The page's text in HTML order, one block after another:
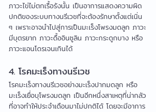
ภาวะไข่ไม่ตกเรื้อรังนั้น เป็นอาการแสดงความผิด
ปกติของระบบทางนรีเวชที่จะต้องรักษาตั้งแต่เนิ่น
ๆ เพราะอาจนำไปสู่การเป็นมะเร็งโพรงมดลูก ภาวะ
มีบุตรยาก ภาวะดื้ออินซูลิน ภาวะกระดูกบาง หรือ
ภาวะแอนโดรเจนเกินได้
4. โรคมะเร็งทางนรีเวช
โรคมะเร็งทางนรีเวชอย่างมะเร็งปากมดลูก หรือ
มะเร็งเยื่อบุโพรงมดลูก เป็นอีกหนึ่งสาเหตุที่น่ากลัว
ที่อาจทำให้ประจำเดือนมาไม่ปกติได้ โดยจะมีอาการ